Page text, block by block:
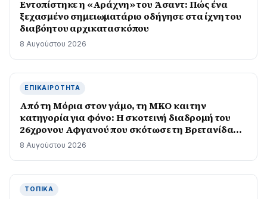
Εντοπίστηκε η «Αράχνη» του Άσαντ: Πώς ένα
ξεχασμένο σημειωματάριο οδήγησε στα ίχνη του
διαβόητου αρχικατασκόπου
8 Αυγούστου 2026
ΕΠΙΚΑΙΡΌΤΗΤΑ
Από τη Μόρια στον γάμο, τη ΜΚΟ και την
κατηγορία για φόνο: Η σκοτεινή διαδρομή του
26χρονου Αφγανού που σκότωσε τη Βρετανίδα
στην Κυψέλη
8 Αυγούστου 2026
ΤΟΠΙΚΆ